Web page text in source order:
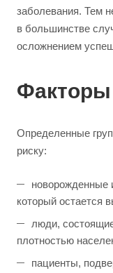
заболевания. Тем
в большинстве
осложнением
Факторы
Определенные
риску:
новорожденные
который остается
люди,
плотностью
пациенты,